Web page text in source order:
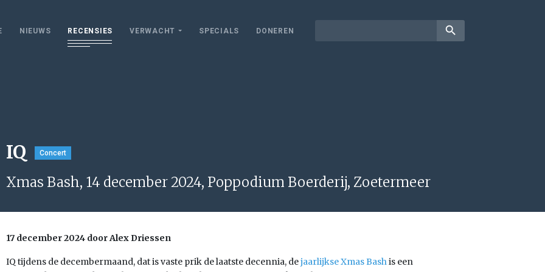
NIEUWS RECENSIES VERWACHT SPECIALS DONEREN search
IQ Concert
Xmas Bash, 14 december 2024, Poppodium Boerderij, Zoetermeer
17 december 2024 door Alex Driessen
IQ tijdens de decembermaand, dat is vaste prik de laatste decennia, dejaarlijkse Xmas Bashis een